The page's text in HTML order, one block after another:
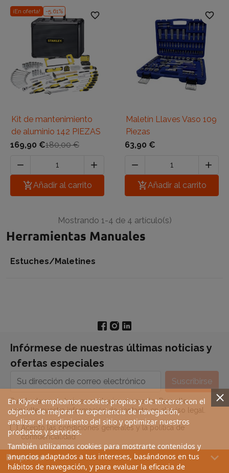
Herramientas Manuales
Estuches/Maletines
¡En oferta! -5,61% favorite_border
Kit de mantenimiento
de aluminio 142 PIEZAS
169,90 €180,00 €


Añadir al carrito
favorite_border
Maletín Llaves Vaso 109
Piezas
63,90 €


Añadir al carrito
Mostrando 1-4 de 4 artículo(s)
Infórmese de nuestras últimas noticias y
ofertas especiales
Puede darse de baja en cualquier momento. Para ello,
consulte nuestra información de contacto en el aviso legal.
Acepto las condiciones generales y la política de
confidencialidad
Empresa keyboard_arrow_down
En Klyser empleamos cookies propias y de terceros con el
objetivo de mejorar tu experiencia de navegación,
analizar el rendimiento del sitio y optimizar nuestros
productos y servicios.
También utilizamos cookies para mostrarte contenidos y
anuncios adaptados a tus intereses, basándonos en tus
hábitos de navegación, y para evaluar la eficacia de